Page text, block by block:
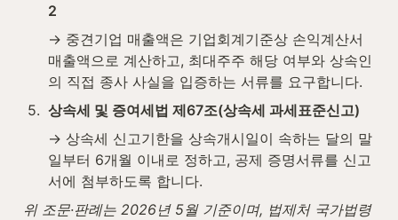
2
→ 중견기업 매출액은 기업회계기준상 손익계산서
매출액으로 계산하고, 최대주주 해당 여부와 상속인
의 직접 종사 사실을 입증하는 서류를 요구합니다.
5. 상속세 및 증여세법 제67조(상속세 과세표준신고)
→ 상속세 신고기한을 상속개시일이 속하는 달의 말
일부터 6개월 이내로 정하고, 공제 증명서류를 신고
서에 첨부하도록 합니다.
위 조문·판례는 2026년 5월 기준이며, 법제처 국가법령